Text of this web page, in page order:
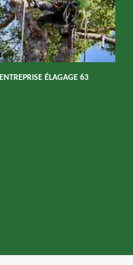
ENTREPRISE ÉLAGAGE 63